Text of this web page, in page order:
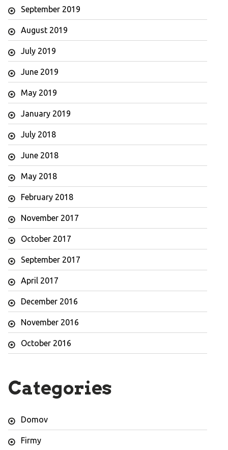
September 2019
August 2019
July 2019
June 2019
May 2019
January 2019
July 2018
June 2018
May 2018
February 2018
November 2017
October 2017
September 2017
April 2017
December 2016
November 2016
October 2016
Categories
Domov
Firmy